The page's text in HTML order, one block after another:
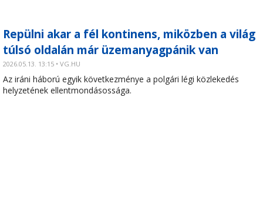
Repülni akar a fél kontinens, miközben a világ
túlsó oldalán már üzemanyagpánik van
2026.05.13. 13:15 • VG.HU
Az iráni háború egyik következménye a polgári légi közlekedés
helyzetének ellentmondásossága.